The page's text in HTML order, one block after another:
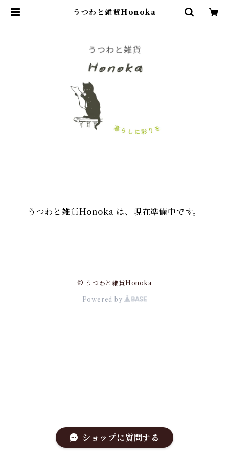
うつわと雑貨Honoka
うつわと雑貨Honoka は、現在準備中です。
© うつわと雑貨Honoka
Powered by
ショップに質問する